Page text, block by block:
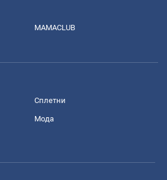
MAMACLUB
Сплетни
Мода